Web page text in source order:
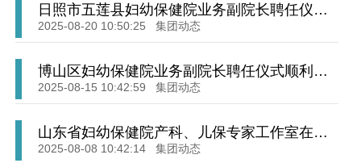
日照市五莲县妇幼保健院业务副院长聘任仪式
隆重举行
2025-08-20 10:50:25 集团动态
博山区妇幼保健院业务副院长聘任仪式顺利举
行
2025-08-15 10:42:59 集团动态
山东省妇幼保健院产科、儿保专家工作室在沂
源县妇幼保健院揭牌
2025-08-08 10:42:14 集团动态